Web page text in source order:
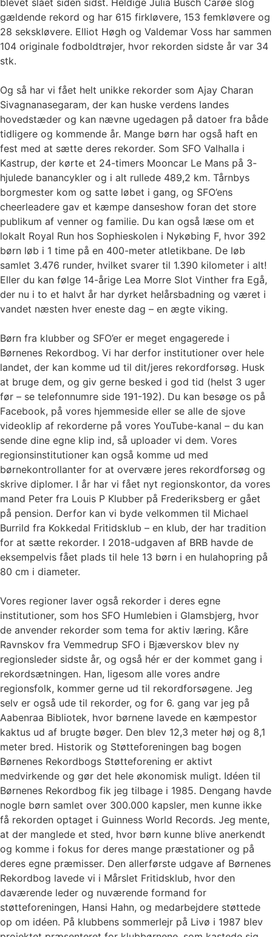
gældende rekord og har 615 firkløvere, 153 femkløvere og
28 sekskløvere. Elliot Høgh og Valdemar Voss har sammen
104 originale fodboldtrøjer, hvor rekorden sidste år var 34
stk.
Og så har vi fået helt unikke rekorder som Ajay Charan
Sivagnanasegaram, der kan huske verdens landes
hovedstæder og kan nævne ugedagen på datoer fra både
tidligere og kommende år. Mange børn har også haft en
fest med at sætte deres rekorder. Som SFO Valhalla i
Kastrup, der kørte et 24-timers Mooncar Le Mans på 3-
hjulede banancykler og i alt rullede 489,2 km. Tårnbys
borgmester kom og satte løbet i gang, og SFO’ens
cheerleadere gav et kæmpe danseshow foran det store
publikum af venner og familie. Du kan også læse om et
lokalt Royal Run hos Sophieskolen i Nykøbing F, hvor 392
børn løb i 1 time på en 400-meter atletikbane. De løb
samlet 3.476 runder, hvilket svarer til 1.390 kilometer i alt!
Eller du kan følge 14-årige Lea Morre Slot Vinther fra Egå,
der nu i to et halvt år har dyrket helårsbadning og været i
vandet næsten hver eneste dag – en ægte viking.
Børn fra klubber og SFO’er er meget engagerede i
Børnenes Rekordbog. Vi har derfor institutioner over hele
landet, der kan komme ud til dit/jeres rekordforsøg. Husk
at bruge dem, og giv gerne besked i god tid (helst 3 uger
før – se telefonnumre side 191-192). Du kan besøge os på
Facebook, på vores hjemmeside eller se alle de sjove
videoklip af rekorderne på vores YouTube-kanal – du kan
sende dine egne klip ind, så uploader vi dem. Vores
regionsinstitutioner kan også komme ud med
børnekontrollanter for at overvære jeres rekordforsøg og
skrive diplomer. I år har vi fået nyt regionskontor, da vores
mand Peter fra Louis P Klubber på Frederiksberg er gået
på pension. Derfor kan vi byde velkommen til Michael
Burrild fra Kokkedal Fritidsklub – en klub, der har tradition
for at sætte rekorder. I 2018-udgaven af BRB havde de
eksempelvis fået plads til hele 13 børn i en hulahopring på
80 cm i diameter.
Vores regioner laver også rekorder i deres egne
institutioner, som hos SFO Humlebien i Glamsbjerg, hvor
de anvender rekorder som tema for aktiv læring. Kåre
Ravnskov fra Vemmedrup SFO i Bjæverskov blev ny
regionsleder sidste år, og også hér er der kommet gang i
rekordsætningen. Han, ligesom alle vores andre
regionsfolk, kommer gerne ud til rekordforsøgene. Jeg
selv er også ude til rekorder, og for 6. gang var jeg på
Aabenraa Bibliotek, hvor børnene lavede en kæmpestor
kaktus ud af brugte bøger. Den blev 12,3 meter høj og 8,1
meter bred. Historik og Støtteforeningen bag bogen
Børnenes Rekordbogs Støtteforening er aktivt
medvirkende og gør det hele økonomisk muligt. Idéen til
Børnenes Rekordbog fik jeg tilbage i 1985. Dengang havde
nogle børn samlet over 300.000 kapsler, men kunne ikke
få rekorden optaget i Guinness World Records. Jeg mente,
at der manglede et sted, hvor børn kunne blive anerkendt
og komme i fokus for deres mange præstationer og på
deres egne præmisser. Den allerførste udgave af Børnenes
Rekordbog lavede vi i Mårslet Fritidsklub, hvor den
daværende leder og nuværende formand for
støtteforeningen, Hansi Hahn, og medarbejdere støttede
op om idéen. På klubbens sommerlejr på Livø i 1987 blev